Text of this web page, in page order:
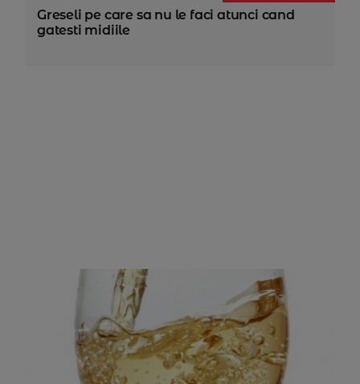
Greseli pe care sa nu le faci atunci cand
gatesti midiile